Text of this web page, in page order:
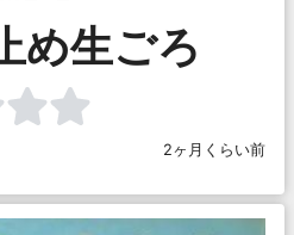
め生ごろ
2ヶ月くらい前